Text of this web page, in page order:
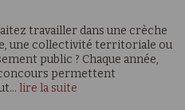
travailler dans une crèche
une collectivité territoriale ou
public ? Chaque année,
permettent
lire la suite